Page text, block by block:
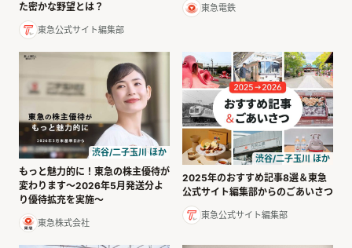
た密かな野望とは？
東急公式サイト編集部
東急電鉄
渋谷/二子玉川 ほか
もっと魅力的に！東急の株主優待が
変わります〜2026年5月発送分よ
り優待拡充を実施〜
東急株式会社
渋谷/二子玉川 ほか
2025年のおすすめ記事8選＆東急
公式サイト編集部からのごあいさつ
東急公式サイト編集部